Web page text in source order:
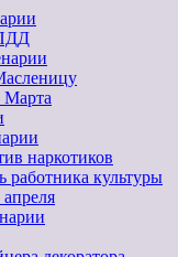
Марта
наркотиков
работника культуры